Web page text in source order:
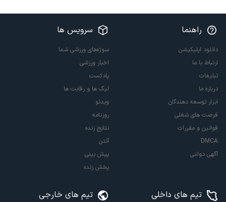
راهنما
دانلود اپلیکیشن
ارتباط با ما
تبلیغات
درباره ما
ابزار توسعه دهندگان
فرصت های شغلی
قوانین و مقررات
DMCA
آگهی دولتی
سرویس ها
سوژه‌های ورزشی شما
اخبار ورزشی
پادکست
لیگ ها و رقابت ها
ویدئو
روزنامه
نتایج زنده
آنتن
پیش بینی
پخش زنده
تیم های داخلی تیم های خارجی